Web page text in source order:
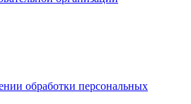
обработки персональных